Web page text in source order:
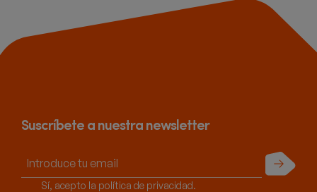
Suscríbete a nuestra newsletter
Sí, acepto la política de privacidad.
Enviar